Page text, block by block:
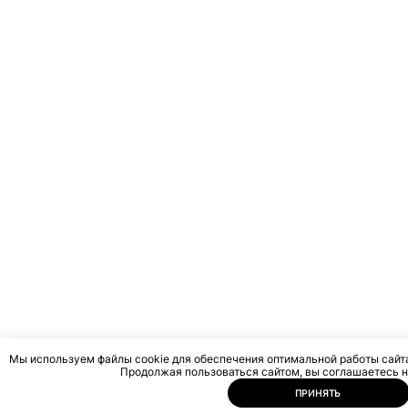
Мы используем файлы cookie для обеспечения оптимальной работы
Продолжая пользоваться сайтом, вы соглашаетесь
ПРИНЯТЬ